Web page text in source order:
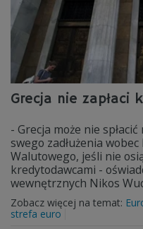
Grecja nie zapłaci
- Grecja może nie
swego zadłużenia
Walutowego, jeśli nie
kredytodawcami -
wewnętrznych Nikos
Zobacz więcej na temat:
strefa euro